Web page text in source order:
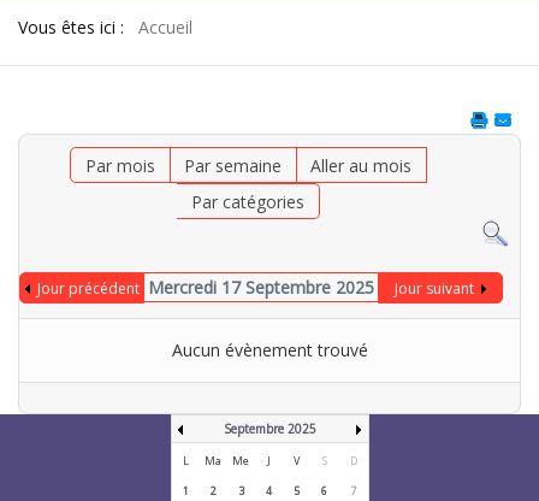
Vous êtes ici : Accueil
Par mois Par semaine
Aller au mois
Par catégories
Jour précédent Mercredi 17 Septembre 2025 Jour suivant
Aucun évènement trouvé
Septembre 2025
L Ma Me J V S
D
1
2 3 4 5 6 7